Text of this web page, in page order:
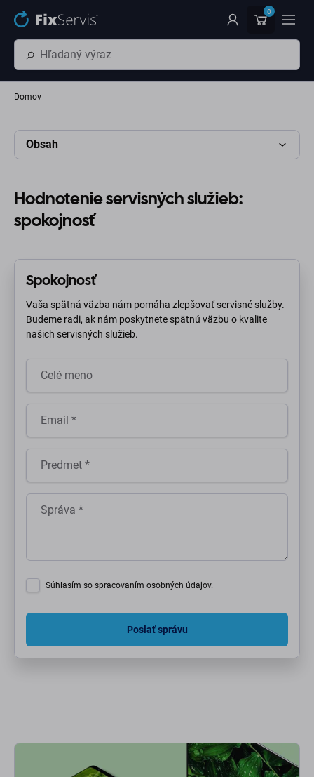
Preskočiť na hlavný obsah 0
Domov
Obsah
Hodnotenie servisných služieb:
spokojnosť
Spokojnosť
Vaša spätná väzba nám pomáha zlepšovať servisné služby.
Budeme radi, ak nám poskytnete spätnú väzbu o kvalite
našich servisných služieb.
Súhlasím so spracovaním osobných údajov.
Poslať správu